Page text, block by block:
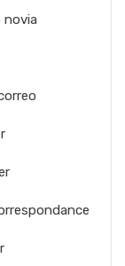
novia